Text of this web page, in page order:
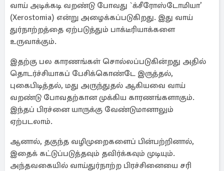
வாய் அடிக்கடி வறண்டு போவது `க்சீரோஸ்டோமியா’
(Xerostomia) என்று அழைக்கப்படுகிறது. இது வாய்
துர்நாற்றத்தை ஏற்படுத்தும் பாக்டீரியாக்களை
உருவாக்கும்.
இதற்கு பல காரணங்கள் சொல்லப்படுகின்றது அதில்
தொடர்ச்சியாகப் பேசிக்கொண்டே இருத்தல்,
புகைபிடித்தல், மது அருந்துதல் ஆகியவை வாய்
வறண்டு போவதற்கான முக்கிய காரணங்களாகும்.
இந்தப் பிரச்னை யாருக்கு வேண்டுமானாலும்
ஏற்படலாம்.
ஆனால், தகுந்த வழிமுறைகளைப் பின்பற்றினால்,
இதைக் கட்டுப்படுத்தவும் தவிர்க்கவும் முடியும்.
அந்தவகையில் வாய்துர்நாற்ற பிரச்சினையை சரி